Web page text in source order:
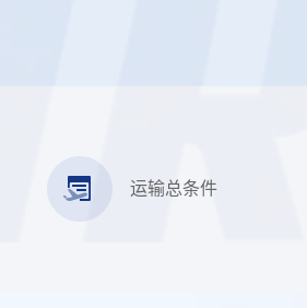
运输总条件